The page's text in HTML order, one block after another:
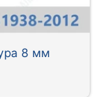
8 мм